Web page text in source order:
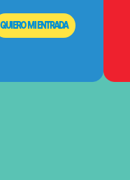
QUIERO MI ENTRADA